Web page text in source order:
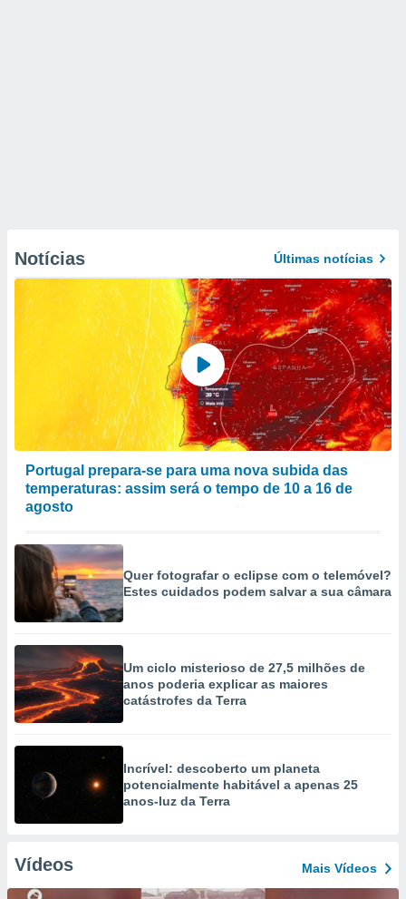
Notícias Últimas notícias
Portugal prepara-se para uma nova subida das
temperaturas: assim será o tempo de 10 a 16 de
agosto
Quer fotografar o eclipse com o telemóvel?
Estes cuidados podem salvar a sua câmara
Um ciclo misterioso de 27,5 milhões de
anos poderia explicar as maiores
catástrofes da Terra
Incrível: descoberto um planeta
potencialmente habitável a apenas 25
anos-luz da Terra
Vídeos Mais Vídeos